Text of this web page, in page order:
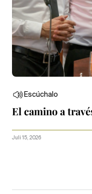
Escúchalo
El camino a
Juli 15, 2026